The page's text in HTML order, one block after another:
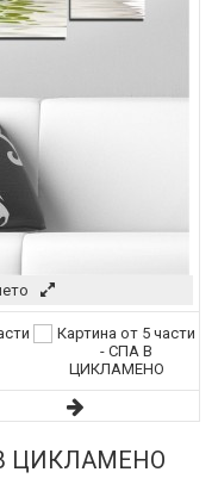
В ЦИКЛАМЕНО